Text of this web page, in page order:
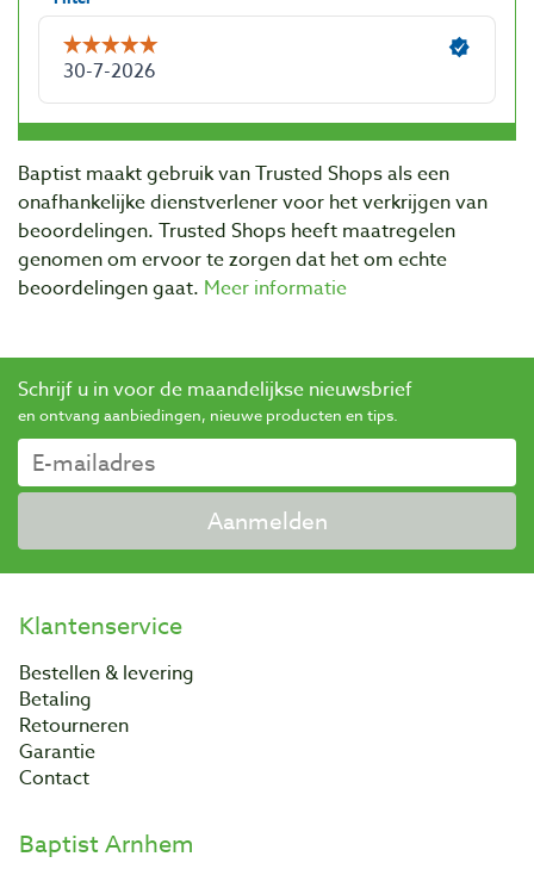
Baptist maakt gebruik van Trusted Shops als een
onafhankelijke dienstverlener voor het verkrijgen van
beoordelingen. Trusted Shops heeft maatregelen
genomen om ervoor te zorgen dat het om echte
beoordelingen gaat. Meer informatie
Schrijf u in voor de maandelijkse nieuwsbrief
en ontvang aanbiedingen, nieuwe producten en tips.
Aanmelden
Klantenservice
Bestellen & levering
Betaling
Retourneren
Garantie
Contact
Baptist Arnhem